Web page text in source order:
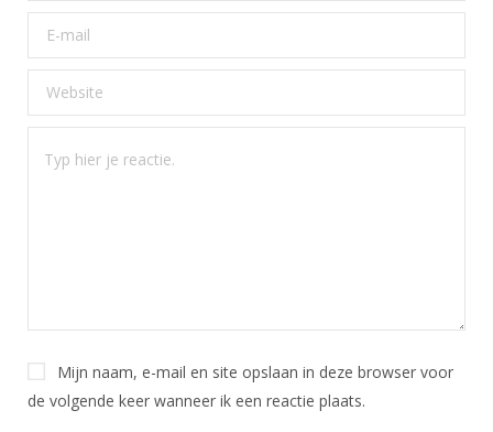
Mijn naam, e-mail en site opslaan in deze browser voor
de volgende keer wanneer ik een reactie plaats.